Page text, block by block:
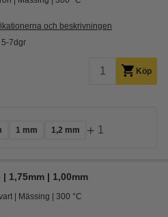
och beskrivningen
5-7dgr
Köp
1 mm 1,2 mm + 1
1,75mm | 1,00mm
Mässing 300 °C